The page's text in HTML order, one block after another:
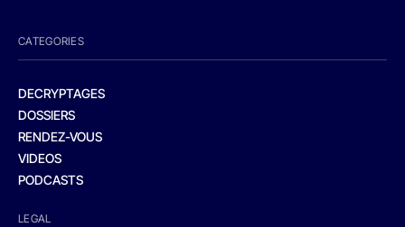
CATEGORIES
DECRYPTAGES
DOSSIERS
RENDEZ-VOUS
VIDEOS
PODCASTS
LEGAL